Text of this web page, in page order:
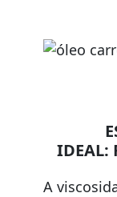
IDEAL:
A